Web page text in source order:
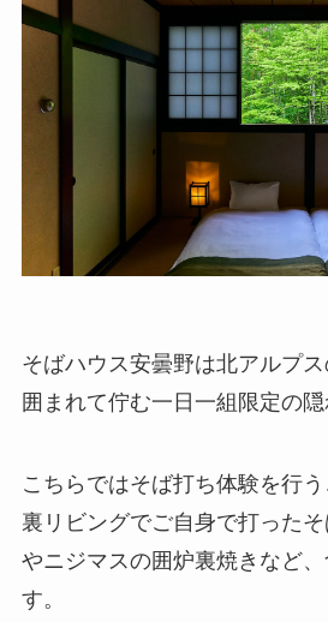
そばハウス安曇野は北アルプ
囲まれて佇む一日一組限定の隠
こちらではそば打ち体験を行
裏リビングでご自身で打った
やニジマスの囲炉裏焼きなど
す。